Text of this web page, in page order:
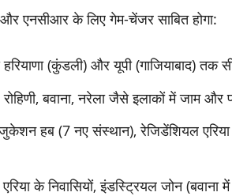
और एनसीआर के लिए गेम-चेंजर साबित होगा:
(कुंडली) और यूपी (गाजियाबाद) तक
बवाना, नरेला जैसे इलाकों में जाम और
हब (7 नए संस्थान), रेजिडेंशियल
एरिया के निवासियों, इंडस्ट्रियल जोन